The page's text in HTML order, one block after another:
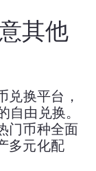
其他
兑换平台，
自由兑换。
门币种全面
多元化配